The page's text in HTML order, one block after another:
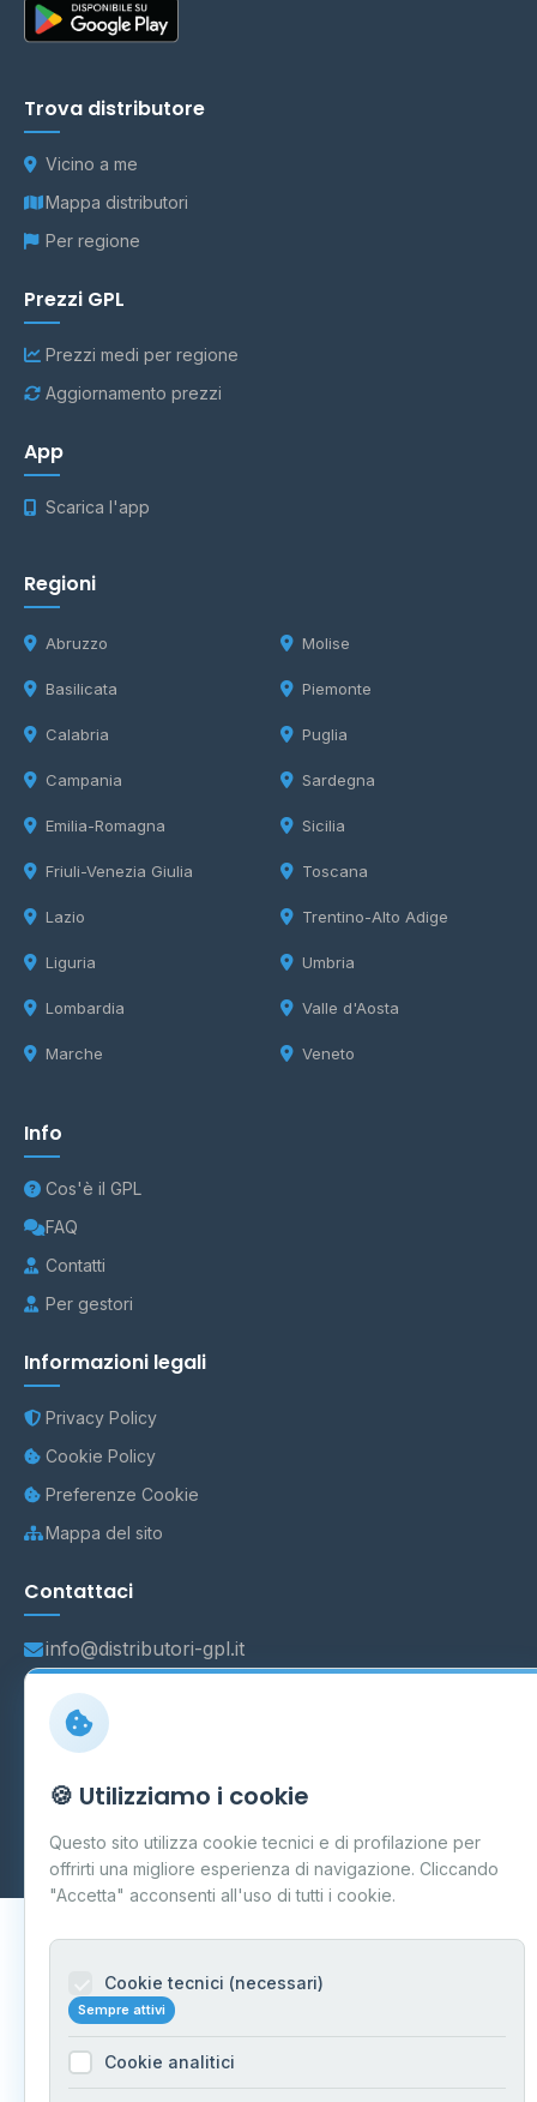
Trova distributore
Vicino a me
Mappa distributori
Per regione
Prezzi GPL
Prezzi medi per regione
Aggiornamento prezzi
App
Scarica l'app
Regioni
Abruzzo
Basilicata
Calabria
Campania
Emilia-Romagna
Friuli-Venezia Giulia
Lazio
Liguria
Lombardia
Marche
Molise
Piemonte
Puglia
Sardegna
Sicilia
Toscana
Trentino-Alto Adige
Umbria
Valle d'Aosta
Veneto
Info
Cos'è il GPL
FAQ
Contatti
Per gestori
Informazioni legali
Privacy Policy
Cookie Policy
Preferenze Cookie
Mappa del sito
Contattaci
info@distributori-gpl.it
Carpi P.IVA 03859300364
Dati forniti daMinistero delle Imprese e del Made in Italy
Aggiornamento quotidiano
🍪 Utilizziamo i cookie
Questo sito utilizza cookie tecnici e di profilazione per
offrirti una migliore esperienza di navigazione. Cliccando
"Accetta" acconsenti all'uso di tutti i cookie.
Cookie tecnici (necessari)
Sempre attivi
Cookie analitici